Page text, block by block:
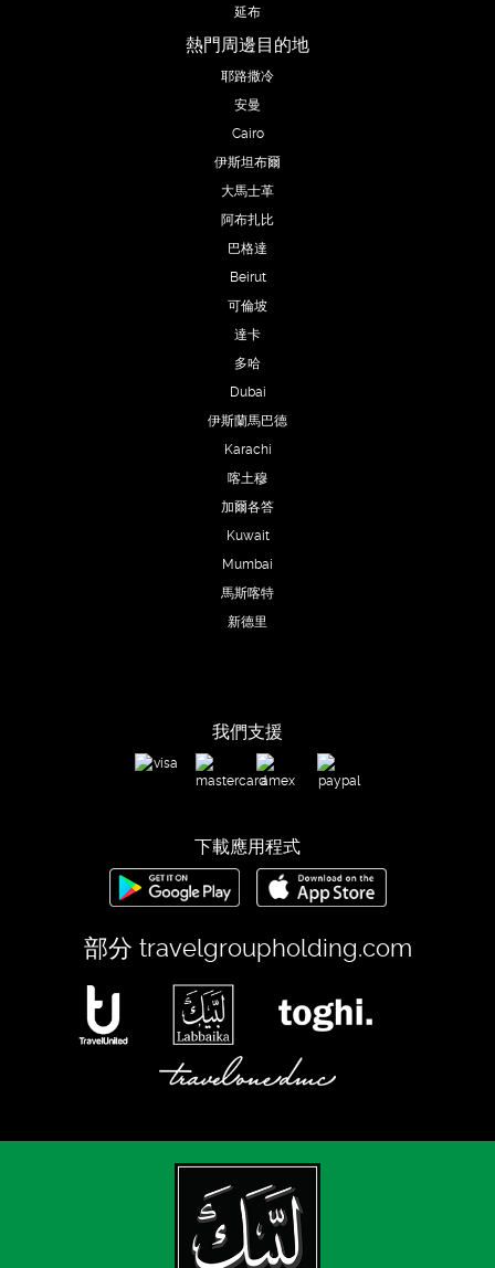
延布
熱門周邊目的地
耶路撒冷
安曼
Cairo
伊斯坦布爾
大馬士革
阿布扎比
巴格達
Beirut
可倫坡
達卡
多哈
Dubai
伊斯蘭馬巴德
Karachi
喀土穆
加爾各答
Kuwait
Mumbai
馬斯喀特
新德里
我們支援
下載應用程式
部分 travelgroupholding.com